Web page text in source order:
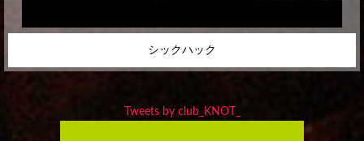
シックハック
Tweets by club_KNOT_